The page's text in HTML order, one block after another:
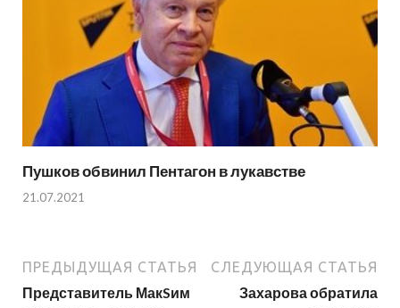
Пушков обвинил Пентагон в лукавстве
21.07.2021
ПРЕДЫДУЩАЯ СТАТЬЯ
Представитель МакSим
СЛЕДУЮЩАЯ СТАТЬЯ
Захарова обратила